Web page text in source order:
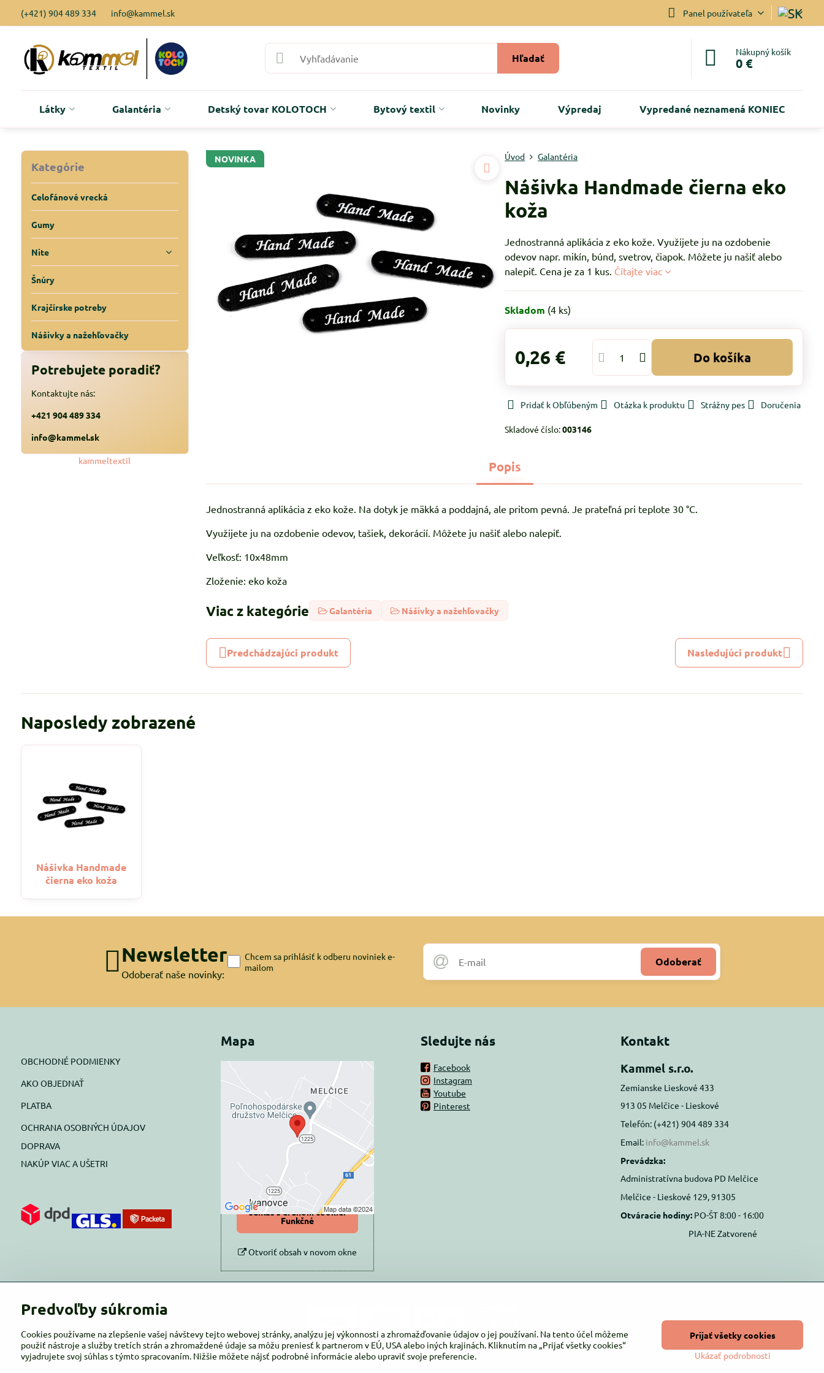
(+421) 904 489 334 info@kammel.sk Panel používateľa
Hľadať Nákupný košík
0 €
Látky Galantéria Detský tovar KOLOTOCH Bytový textil Novinky Výpredaj Vypredané neznamená KONIEC
NOVINKA Úvod Galantéria
Nášivka Handmade čierna eko
koža
Jednostranná aplikácia z eko kože. Využijete ju na ozdobenie
odevov napr. mikín, búnd, svetrov, čiapok. Môžete ju našiť alebo
nalepiť. Cena je za 1 kus. Čítajte viac
Skladom (4 ks)
0,26 € Do košíka
Pridať k Obľúbeným Otázka k produktu Strážny pes Doručenia
Skladové číslo:003146
Popis
Jednostranná aplikácia z eko kože. Na dotyk je mäkká a poddajná, ale pritom pevná. Je prateľná pri teplote 30 °C.
Využijete ju na ozdobenie odevov, tašiek, dekorácií. Môžete ju našiť alebo nalepiť.
Veľkosť: 10x48mm
Zloženie: eko koža
Viac z kategórie Galantéria Nášivky a nažehľovačky
Predchádzajúci produkt Nasledujúci produkt
Kategórie
Celofánové vrecká
Gumy
Nite
Šnúry
Krajčírske potreby
Nášivky a nažehľovačky
Potrebujete poradiť?
Kontaktujte nás:
+421 904 489 334
info@kammel.sk
kammeltextil
Naposledy zobrazené
Nášivka Handmade
čierna eko koža
Newsletter
Odoberať naše novinky:
Odoberať
Chcem sa prihlásiť k odberu noviniek e-
mailom
OBCHODNÉ PODMIENKY
AKO OBJEDNAŤ
PLATBA
OCHRANA OSOBNÝCH ÚDAJOV
DOPRAVA
NAKÚP VIAC A UŠETRI
Mapa
Externý obsah je
blokovaný Voľbami
súkromia
Prajete si načítať externý obsah?
Povoliť tentokrát
Povoliť a zapamätať -
súhlas s druhom cookie:
Funkčné
Otvoriť obsah v novom okne
Sledujte nás
Facebook
Instagram
Youtube
Pinterest
Kontakt
Kammel s.r.o.
Zemianske Lieskové 433
913 05 Melčice - Lieskové
Telefón: (+421) 904 489 334
Email: info@kammel.sk
Prevádzka:
Administratívna budova PD Melčice
Melčice - Lieskové 129, 91305
Otváracie hodiny: PO-ŠT 8:00 - 16:00
PIA-NE Zatvorené
Predvoľby súkromia
Cookies používame na zlepšenie vašej návštevy tejto webovej stránky, analýzu jej výkonnosti a zhromažďovanie údajov o jej používaní. Na tento účel môžeme
použiť nástroje a služby tretích strán a zhromaždené údaje sa môžu preniesť k partnerom v EÚ, USA alebo iných krajinách. Kliknutím na „Prijať všetky cookies“
vyjadrujete svoj súhlas s týmto spracovaním. Nižšie môžete nájsť podrobné informácie alebo upraviť svoje preferencie.
Ukázať podrobnosti
Prijať všetky cookies